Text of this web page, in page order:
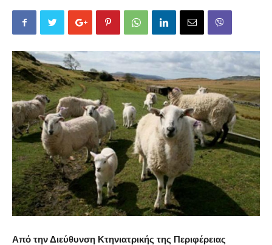
Από την Διεύθυνση Κτηνιατρικής της Περιφέρειας